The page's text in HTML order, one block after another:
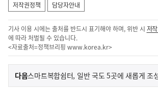
저작권정책
담당자안내
기사 이용 시에는 출처를 반드시 표기해야 하며, 위반 시 저
에 따라 처벌될 수 있습니다.
<자료출처=정책브리핑 www.korea.kr>
이
전
다음기
사
스마트복합쉼터, 일반 국도 5곳에 새롭게 조